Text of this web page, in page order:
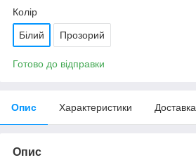
Колір
Білий Прозорий
Готово до відправки
Опис Характеристики Доставка
Опис